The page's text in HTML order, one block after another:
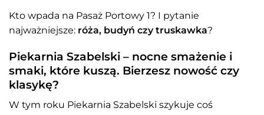
Kto wpada na Pasaż Portowy 1? I pytanie
najważniejsze: róża, budyń czy truskawka?
Piekarnia Szabelski – nocne smażenie i
smaki, które kuszą. Bierzesz nowość czy
klasykę?
W tym roku Piekarnia Szabelski szykuje coś